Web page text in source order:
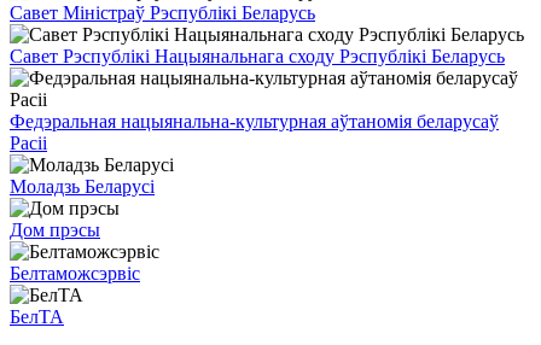
Савет Міністраў Рэспублікі Беларусь
Савет Рэспублікі Нацыянальнага сходу Рэспублікі Беларусь
Федэральная нацыянальна-культурная аўтаномія беларусаў
Расіі
Моладзь Беларусі
Дом прэсы
Белтаможсэрвіс
БелТА